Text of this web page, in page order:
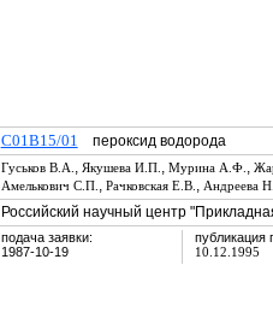
C01B15/01 пероксид водорода
Гуськов В.А. , Якушева И.П. , Мурина А.Ф. ,
Амелькович С.П. , Рачковская Е.В. , Андреева
Российский научный центр
подача заявки:
1987-10-19
публикация
10.12.1995